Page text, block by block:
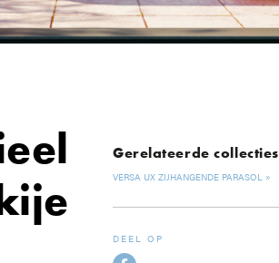
Gerelateerde collecties
VERSA UX ZIJHANGENDE PARASOL
DEEL OP